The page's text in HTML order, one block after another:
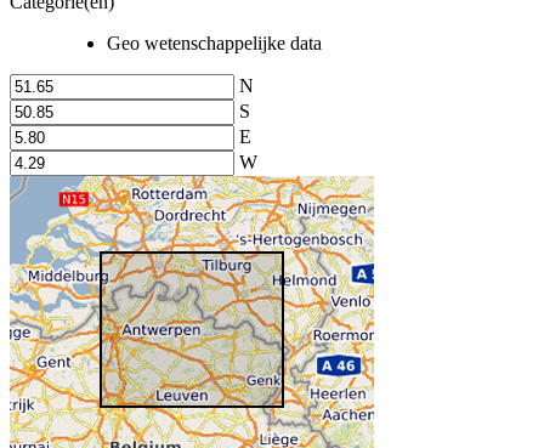
Geo wetenschappelijke data
N
S
E
W